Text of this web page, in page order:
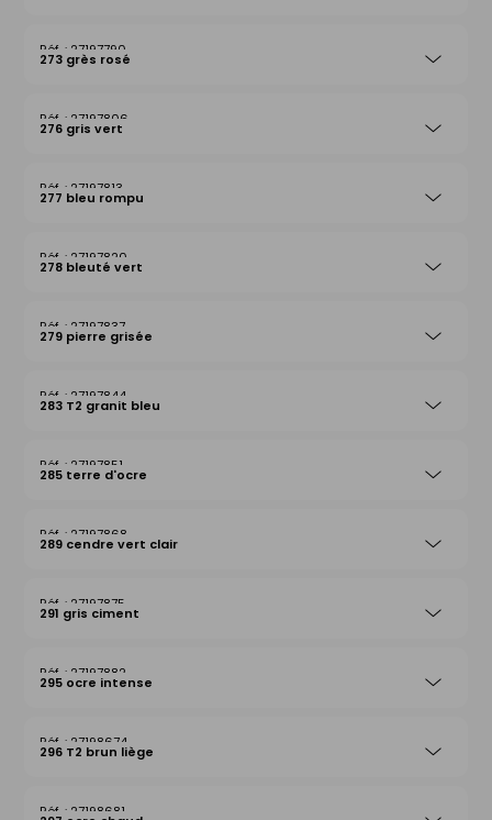
27197790
273 grès rosé
27197806
276 gris vert
27197813
277 bleu rompu
27197820
278 bleuté vert
27197837
279 pierre grisée
27197844
283 T2 granit bleu
27197851
285 terre d'ocre
27197868
289 cendre vert clair
27197875
291 gris ciment
27197882
295 ocre intense
27198674
296 T2 brun liège
27198681